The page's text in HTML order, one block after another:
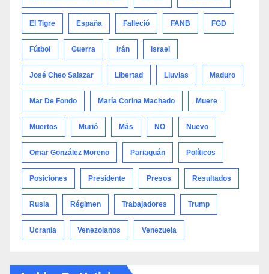
El Tigre España Falleció FANB FGD
Fútbol Guerra Irán Israel
José Cheo Salazar Libertad Lluvias Maduro
Mar De Fondo María Corina Machado Muere
Muertos Murió Más NO Nuevo
Omar González Moreno Pariaguán Políticos
Posiciones Presidente Presos Resultados
Rusia Régimen Trabajadores Trump
Ucrania Venezolanos Venezuela